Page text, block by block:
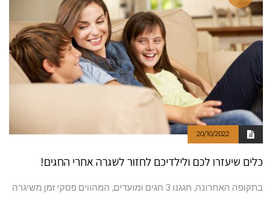
20/10/2022
כלים שיעזרו לכם ולילדיכם לחזור לשגרה אחרי החגים!
בתקופה האחרונה, חגגנו 3 חגים ומועדים, המהווים פסקי זמן משיגרה